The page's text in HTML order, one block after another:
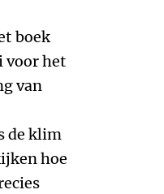
boek
voor het
van
de klim
hoe